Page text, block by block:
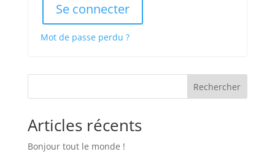
Se connecter
Mot de passe perdu ?
Rechercher
Articles récents
Bonjour tout le monde !